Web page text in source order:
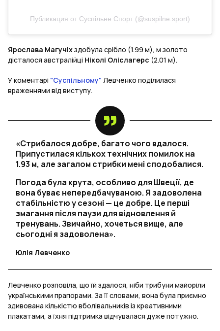
Публикация от Суспільне Спорт (@suspilne.sport)
Ярослава Магучіхздобула срібло (1.99 м), м золото
дісталося австралійці Ніколі Оліслагерс (2.01 м).
У коментарі "Суспільному" Левченко поділилася
враженнями від виступу.
«Стрибалося добре, багато чого вдалося.
Припустилася кількох технічних помилок на
1.93 м, але загалом стрибки мені сподобалися.
Погода була крута, особливо для Швеції, де
вона буває непередбачуваною. Я задоволена
стабільністю у сезоні — це добре. Це перші
змагання після паузи для відновлення й
тренувань. Звичайно, хочеться вище, але
сьогодні я задоволена».
Юлія Левченко
Левченко розповіла, що їй здалося, ніби трибуни майоріли
українськими прапорами. За її словами, вона була приємно
здивована кількістю вболівальників із креативними
плакатами, а їхня підтримка відчувалася дуже потужно.